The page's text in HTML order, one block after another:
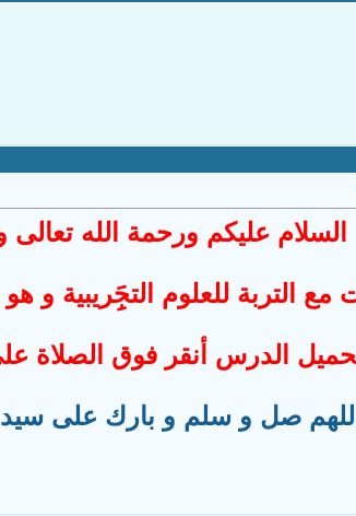
السلام عليكم ورحمة الله تعالى
مع التربة للعلوم التجََِِريبية و
الدرس أنقر فوق الصلاة
اللهم صل و سلم و بارك على